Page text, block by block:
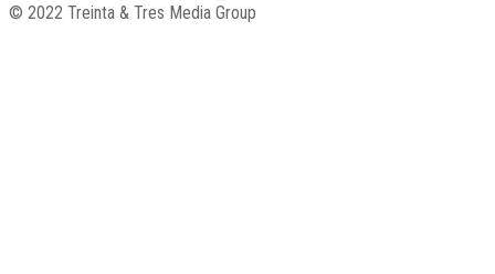
© 2022 Treinta & Tres Media Group